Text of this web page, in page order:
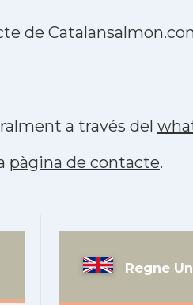
de
a través del
pàgina de contacte.
Regne